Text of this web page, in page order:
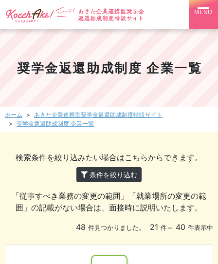
奨学金返還助成制度 企業一覧
ホーム
あきた企業連携型奨学金返還助成制度特設サイト
奨学金返還助成制度 企業一覧
検索条件を絞り込みたい場合はこちらからできます。
条件を絞り込む
「従事すべき業務の変更の範囲」「就業場所の変更の範
囲」の記載がない場合は、面接時に説明いたします。
48 件見つかりました。 21 件～ 40 件表示中